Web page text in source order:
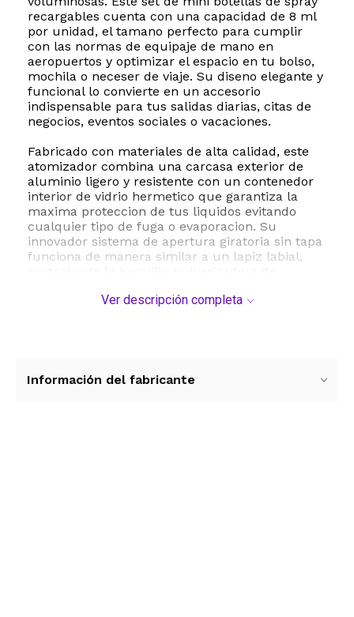
recargables cuenta con una capacidad de 8 ml
por unidad, el tamano perfecto para cumplir
con las normas de equipaje de mano en
aeropuertos y optimizar el espacio en tu bolso,
mochila o neceser de viaje. Su diseno elegante y
funcional lo convierte en un accesorio
indispensable para tus salidas diarias, citas de
negocios, eventos sociales o vacaciones.
Fabricado con materiales de alta calidad, este
atomizador combina una carcasa exterior de
aluminio ligero y resistente con un contenedor
interior de vidrio hermetico que garantiza la
maxima proteccion de tus liquidos evitando
cualquier tipo de fuga o evaporacion. Su
innovador sistema de apertura giratoria sin tapa
funciona de manera similar a un lapiz labial,
guardado en tu equipaje.
de manera limpia y rapida, sin desperdiciar una
Ver descripción completa
Información del fabricante